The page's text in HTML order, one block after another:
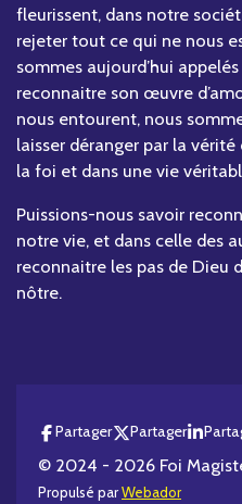
fleurissent, dans notre
rejeter tout ce qui ne nous
sommes aujourd’hui
reconnaitre son œuvre
nous entourent, nous
laisser déranger par la
la foi et dans une vie
Puissions-nous savoir
notre vie, et dans celle des
reconnaitre les pas de Dieu
nôtre.
Partager Partager
© 2024 - 2026 Foi
Propulsé parWebador